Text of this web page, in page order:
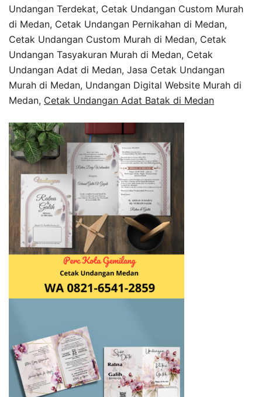
Undangan Terdekat, Cetak Undangan Custom Murah
di Medan, Cetak Undangan Pernikahan di Medan,
Cetak Undangan Custom Murah di Medan, Cetak
Undangan Tasyakuran Murah di Medan, Cetak
Undangan Adat di Medan, Jasa Cetak Undangan
Murah di Medan, Undangan Digital Website Murah di
Medan, Cetak Undangan Adat Batak di Medan